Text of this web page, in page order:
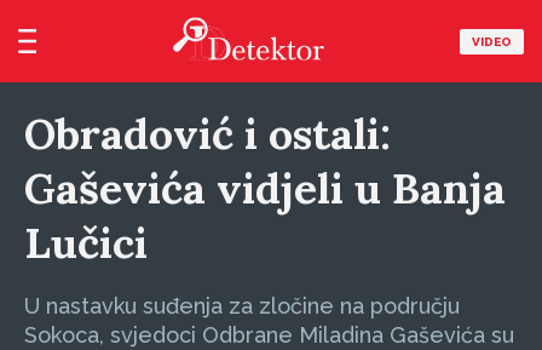
VIDEO
Obradović i ostali:
Gaševića vidjeli u Banja
Lučici
U nastavku suđenja za zločine na području
Sokoca, svjedoci Odbrane Miladina Gaševića su